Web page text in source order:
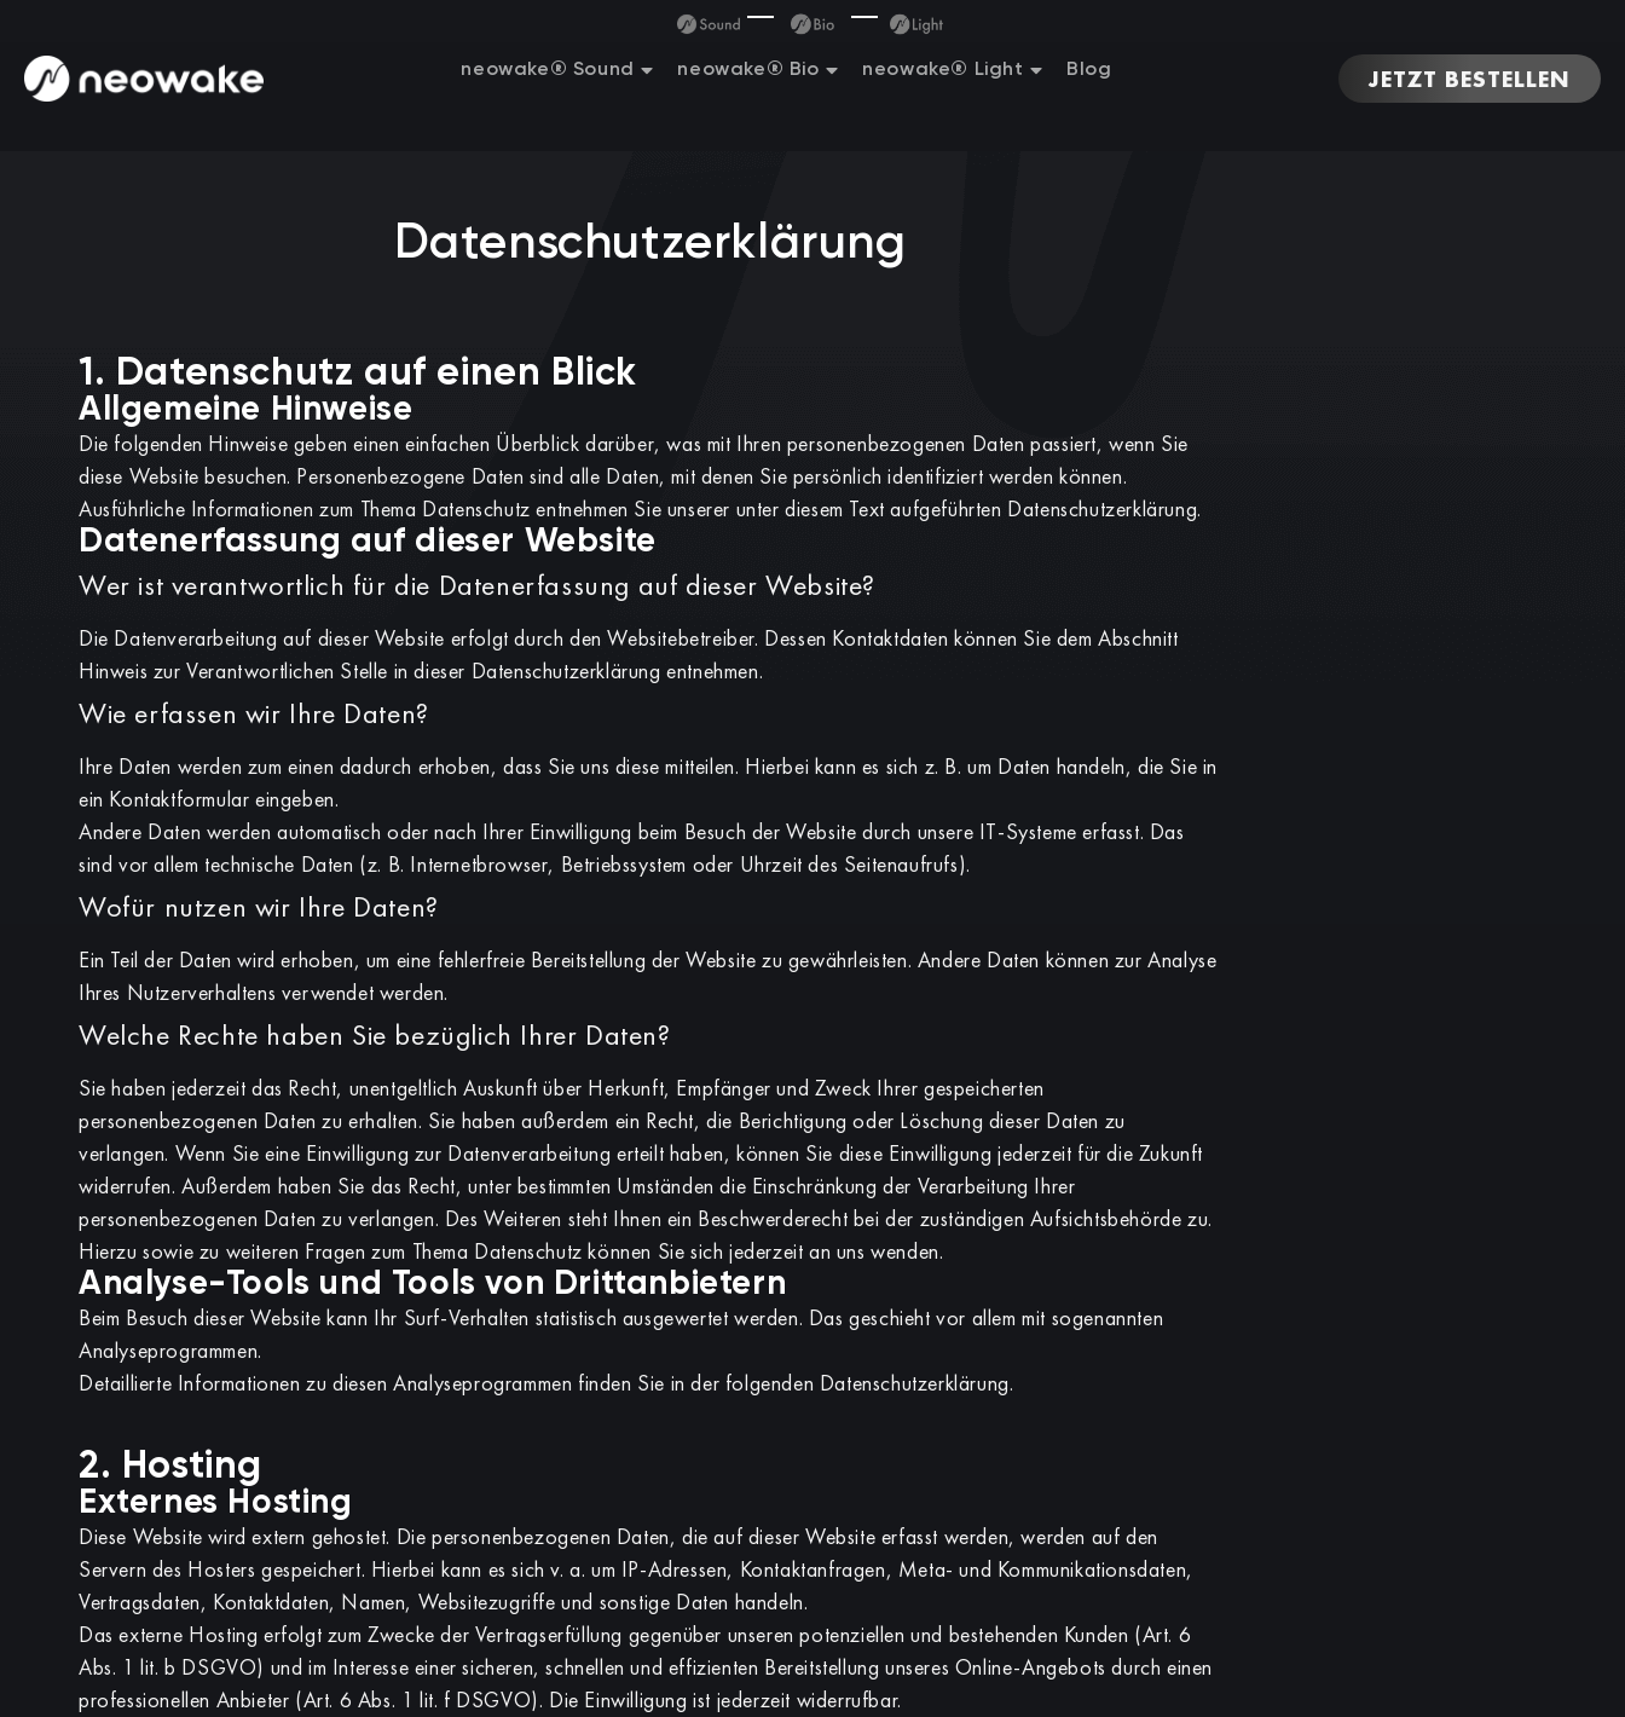
neowake® Sound neowake® Bio neowake® Light Blog JETZT BESTELLEN
Datenschutzerklärung
1. Datenschutz auf einen Blick
Allgemeine Hinweise
Die folgenden Hinweise geben einen einfachen Überblick darüber, was mit Ihren personenbezogenen Daten passiert, wenn Sie
diese Website besuchen. Personenbezogene Daten sind alle Daten, mit denen Sie persönlich identifiziert werden können.
Ausführliche Informationen zum Thema Datenschutz entnehmen Sie unserer unter diesem Text aufgeführten Datenschutzerklärung.
Datenerfassung auf dieser Website
Wer ist verantwortlich für die Datenerfassung auf dieser Website?
Die Datenverarbeitung auf dieser Website erfolgt durch den Websitebetreiber. Dessen Kontaktdaten können Sie dem Abschnitt
Hinweis zur Verantwortlichen Stelle in dieser Datenschutzerklärung entnehmen.
Wie erfassen wir Ihre Daten?
Ihre Daten werden zum einen dadurch erhoben, dass Sie uns diese mitteilen. Hierbei kann es sich z. B. um Daten handeln, die Sie in
ein Kontaktformular eingeben.
Andere Daten werden automatisch oder nach Ihrer Einwilligung beim Besuch der Website durch unsere IT-Systeme erfasst. Das
sind vor allem technische Daten (z. B. Internetbrowser, Betriebssystem oder Uhrzeit des Seitenaufrufs).
Wofür nutzen wir Ihre Daten?
Ein Teil der Daten wird erhoben, um eine fehlerfreie Bereitstellung der Website zu gewährleisten. Andere Daten können zur Analyse
Ihres Nutzerverhaltens verwendet werden.
Welche Rechte haben Sie bezüglich Ihrer Daten?
Sie haben jederzeit das Recht, unentgeltlich Auskunft über Herkunft, Empfänger und Zweck Ihrer gespeicherten
personenbezogenen Daten zu erhalten. Sie haben außerdem ein Recht, die Berichtigung oder Löschung dieser Daten zu
verlangen. Wenn Sie eine Einwilligung zur Datenverarbeitung erteilt haben, können Sie diese Einwilligung jederzeit für die Zukunft
widerrufen. Außerdem haben Sie das Recht, unter bestimmten Umständen die Einschränkung der Verarbeitung Ihrer
personenbezogenen Daten zu verlangen. Des Weiteren steht Ihnen ein Beschwerderecht bei der zuständigen Aufsichtsbehörde zu.
Hierzu sowie zu weiteren Fragen zum Thema Datenschutz können Sie sich jederzeit an uns wenden.
Analyse-Tools und Tools von Drittanbietern
Beim Besuch dieser Website kann Ihr Surf-Verhalten statistisch ausgewertet werden. Das geschieht vor allem mit sogenannten
Analyseprogrammen.
Detaillierte Informationen zu diesen Analyseprogrammen finden Sie in der folgenden Datenschutzerklärung.
2. Hosting
Externes Hosting
Diese Website wird extern gehostet. Die personenbezogenen Daten, die auf dieser Website erfasst werden, werden auf den
Servern des Hosters gespeichert. Hierbei kann es sich v. a. um IP-Adressen, Kontaktanfragen, Meta- und Kommunikationsdaten,
Vertragsdaten, Kontaktdaten, Namen, Websitezugriffe und sonstige Daten handeln.
Das externe Hosting erfolgt zum Zwecke der Vertragserfüllung gegenüber unseren potenziellen und bestehenden Kunden (Art. 6
Abs. 1 lit. b DSGVO) und im Interesse einer sicheren, schnellen und effizienten Bereitstellung unseres Online-Angebots durch einen
professionellen Anbieter (Art. 6 Abs. 1 lit. f DSGVO). Die Einwilligung ist jederzeit widerrufbar.